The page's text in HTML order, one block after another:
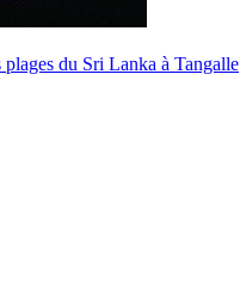
plages du Sri Lanka à Tangalle